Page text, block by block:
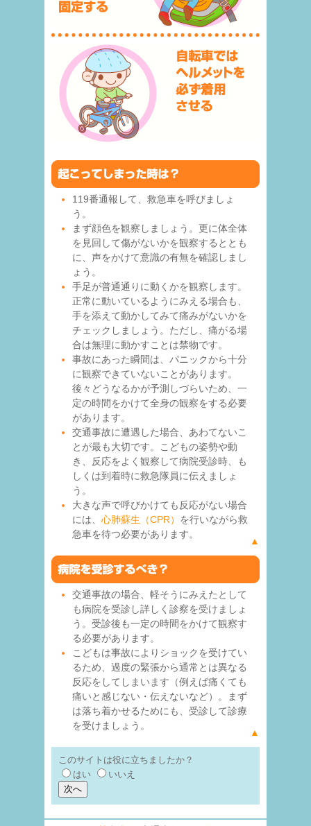
119番通報して、救急車を呼びましょ
う。
まず顔色を観察しましょう。更に体全体
を見回して傷がないかを観察するととも
に、声をかけて意識の有無を確認しまし
ょう。
手足が普通通りに動くかを観察します。
正常に動いているようにみえる場合も、
手を添えて動かしてみて痛みがないかを
チェックしましょう。ただし、痛がる場
合は無理に動かすことは禁物です。
事故にあった瞬間は、パニックから十分
に観察できていないことがあります。
後々どうなるかが予測しづらいため、一
定の時間をかけて全身の観察をする必要
があります。
交通事故に遭遇した場合、あわてないこ
とが最も大切です。こどもの姿勢や動
き、反応をよく観察して病院受診時、も
しくは到着時に救急隊員に伝えましょ
う。
大きな声で呼びかけても反応がない場合
には、 心肺蘇生（CPR） を行いながら救
急車を待つ必要があります。
▲
交通事故の場合、軽そうにみえたとして
も病院を受診し詳しく診察を受けましょ
う。受診後も一定の時間をかけて観察す
る必要があります。
こどもは事故によりショックを受けてい
るため、過度の緊張から通常とは異なる
反応をしてしまいます（例えば痛くても
痛いと感じない・伝えないなど）。まず
は落ち着かせるためにも、受診して診療
を受けましょう。
▲
このサイトは役に立ちましたか？
はい
いいえ